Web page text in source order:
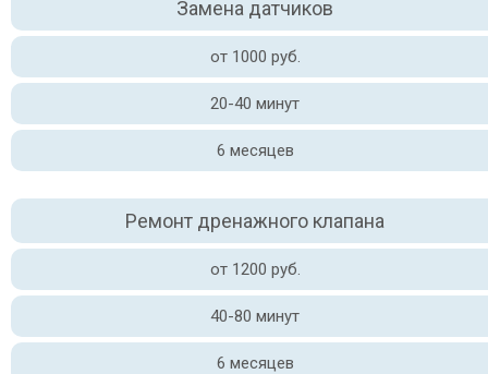
Замена датчиков
от 1000 руб.
20-40 минут
6 месяцев
Ремонт дренажного клапана
от 1200 руб.
40-80 минут
6 месяцев